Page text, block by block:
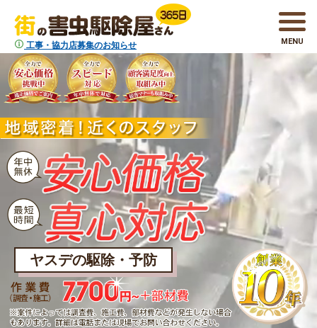
工事・協力店募集のお知らせ MENU
ヤスデの駆除・予防